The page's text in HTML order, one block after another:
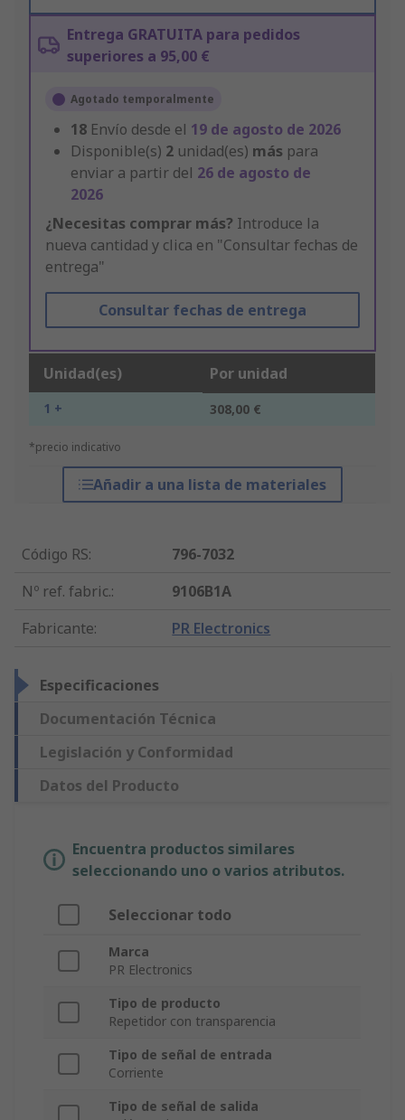
Entrega GRATUITA para pedidos
superiores a 95,00 €
Agotado temporalmente
18 Envío desde el 19 de agosto de 2026
Disponible(s) 2 unidad(es) más para
enviar a partir del 26 de agosto de
2026
¿Necesitas comprar más? Introduce la
nueva cantidad y clica en "Consultar fechas de
entrega"
Consultar fechas de entrega
Unidad(es) Por unidad
1 + 308,00 €
*precio indicativo
Añadir a una lista de materiales
Código RS:
796-7032
Nº ref. fabric.:
9106B1A
Fabricante: PR Electronics
Especificaciones
Documentación Técnica
Legislación y Conformidad
Datos del Producto
Encuentra productos similares
seleccionando uno o varios atributos.
Seleccionar todo
Marca
PR Electronics
Tipo de producto
Repetidor con transparencia
Tipo de señal de entrada
Corriente
Tipo de señal de salida